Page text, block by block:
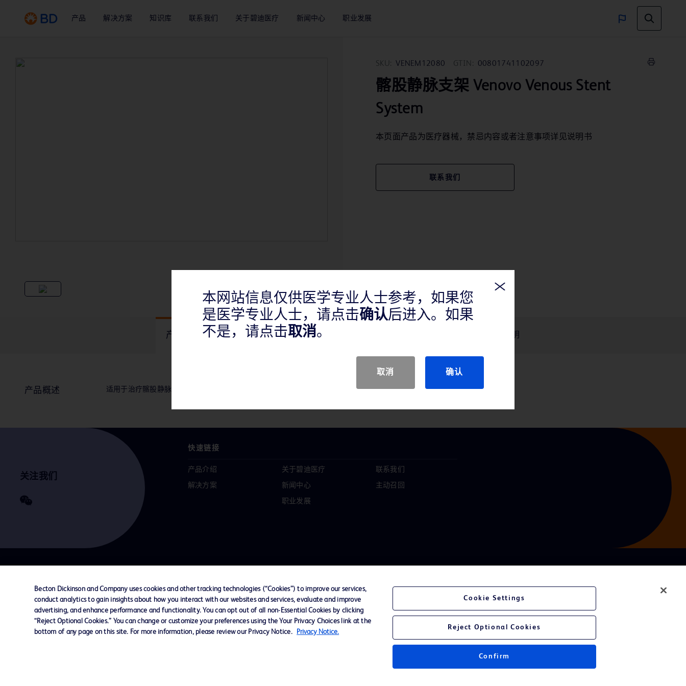
产品 解决方案 知识库 联系我们 关于碧迪医疗 新闻中心 职业发展
SKU: VENEM12080 GTIN: 00801741102097
髂股静脉支架 Venovo Venous Stent
System
本页面产品为医疗器械，禁忌内容或者注意事项详见说明书
联系我们
产品概述 产品说明
产品概述 适用于治疗髂股静脉的狭窄和闭塞。
关注我们
快速链接
产品介绍
解决方案
关于碧迪医疗
新闻中心
职业发展
联系我们
主动召回
联系我们 Cookie 政策 隐私政策 使用条款
© 2026 BD. All rights reserved. BD and the BD Logo
are trademarks of Becton, Dickinson and Company. All
本网站信息仅供医学专业人士参考，如果您
是医学专业人士，请点击确认后进入。如果
不是，请点击取消。
取消 确认
Becton Dickinson and Company uses cookies and other tracking technologies (“Cookies”) to improve our services,
conduct analytics to gain insights about how you interact with our websites and services, evaluate and improve
advertising, and enhance performance and functionality. You can opt out of all non-Essential Cookies by clicking
“Reject Optional Cookies.” You can change or customize your preferences using the Your Privacy Choices link at the
bottom of any page on this site. For more information, please review our Privacy Notice.
Privacy Notice.
Cookie Settings
Reject Optional Cookies
Confirm